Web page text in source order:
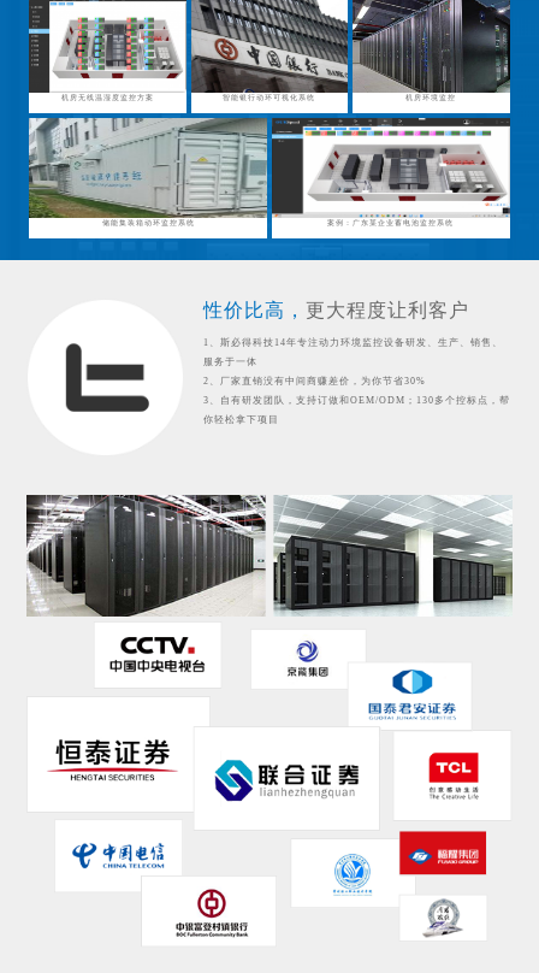
机房无线温湿度监控方案 智能银行动环可视化系统 机房环境监控
储能集装箱动环监控系统 案例：广东某企业蓄电池监控系统
性价比高， 更大程度让利客户
1、斯必得科技14年专注动力环境监控设备研发、生产、销售、
服务于一体
2、厂家直销没有中间商赚差价，为你节省30%
3、自有研发团队，支持订做和OEM/ODM；130多个控标点，帮
你轻松拿下项目